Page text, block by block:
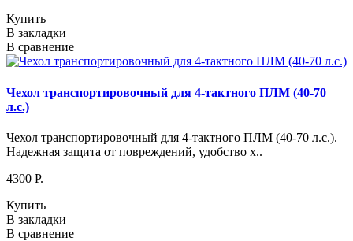
Купить
В закладки
В сравнение
Чехол транспортировочный для 4-тактного ПЛМ (40-70
л.с.)
Чехол транспортировочный для 4-тактного ПЛМ (40-70 л.с.).
Надежная защита от повреждений, удобство х..
4300 P.
Купить
В закладки
В сравнение